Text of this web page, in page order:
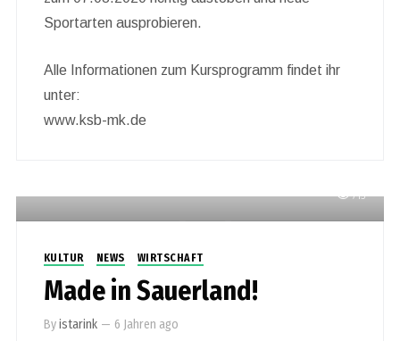
Sportarten ausprobieren.
Alle Informationen zum Kursprogramm findet ihr
unter:
www.ksb-mk.de
713
KULTUR NEWS WIRTSCHAFT
Made in Sauerland!
Byistarink — 6 Jahren ago